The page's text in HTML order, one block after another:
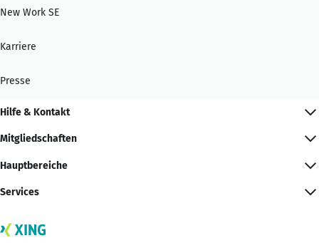
New Work SE
Karriere
Presse
Hilfe & Kontakt
Mitgliedschaften
Hauptbereiche
Services